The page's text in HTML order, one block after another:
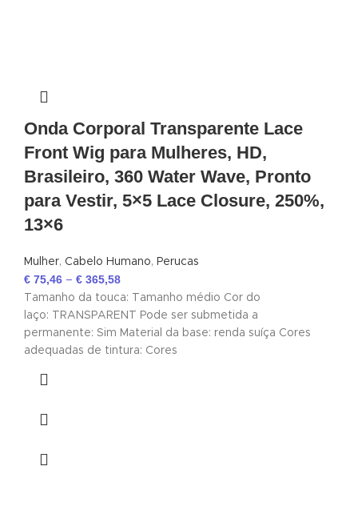
Onda Corporal Transparente Lace
Front Wig para Mulheres, HD,
Brasileiro, 360 Water Wave, Pronto
para Vestir, 5×5 Lace Closure, 250%,
13×6
Mulher, Cabelo Humano, Perucas
€ 75,46 – € 365,58
Tamanho da touca: Tamanho médio Cor do
laço: TRANSPARENT Pode ser submetida a
permanente: Sim Material da base: renda suíça Cores
adequadas de tintura: Cores